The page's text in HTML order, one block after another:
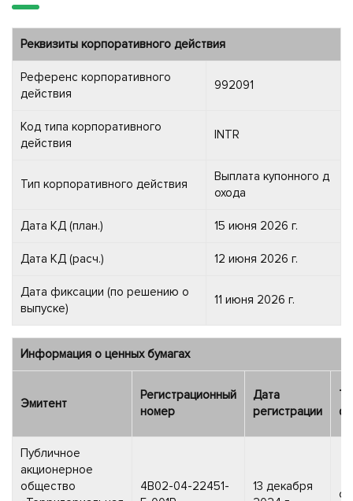
Реквизиты корпоративного действия
Референс корпоративного
действия
992091
Код типа корпоративного
действия
INTR
Тип корпоративного действия
Выплата купонного д
охода
Дата КД (план.) 15 июня 2026 г.
Дата КД (расч.) 12 июня 2026 г.
Дата фиксации (по решению о
выпуске)
11 июня 2026 г.
Информация о ценных бумагах
Эмитент
Регистрационный
номер
Дата
регистрации
Публичное
акционерное
общество
4B02-04-22451-
13 декабря